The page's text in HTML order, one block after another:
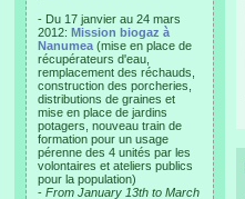
- Du 17 janvier au 24 mars
2012: Mission biogaz à
Nanumea (mise en place de
récupérateurs d'eau,
remplacement des réchauds,
construction des porcheries,
distributions de graines et
mise en place de jardins
potagers, nouveau train de
formation pour un usage
pérenne des 4 unités par les
volontaires et ateliers publics
pour la population)
- From January 13th to March